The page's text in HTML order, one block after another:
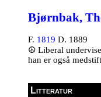
Bjørnbak,
F. 1819 D. 1889
☮ Liberal
han er også
Litteratur